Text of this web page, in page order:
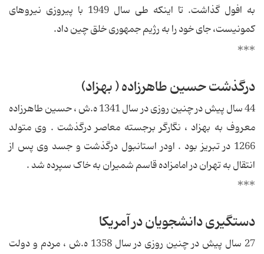
به افول گذاشت. تا اینكه طی سال 1949 با پیروزی نیروهای
كمونیست، جای خود را به رژیم جمهوری خلق چین داد.
***
درگذشت حسین طاهرزاده ( بهزاد)
44 سال پیش در چنین روزی در سال 1341 ه.ش ، حسین طاهرزاده
معروف به بهزاد ، نگارگر برجسته معاصر درگذشت . وی متولد
1266 در تبریز بود . اودر استانبول درگذشت و جسد وی پس از
انتقال به تهران در امامزاده قاسم شمیران به خاک سپرده شد .
***
دستگیری دانشجویان در آمریکا
27 سال پیش در چنین روزی در سال 1358 ه.ش ، مردم و دولت